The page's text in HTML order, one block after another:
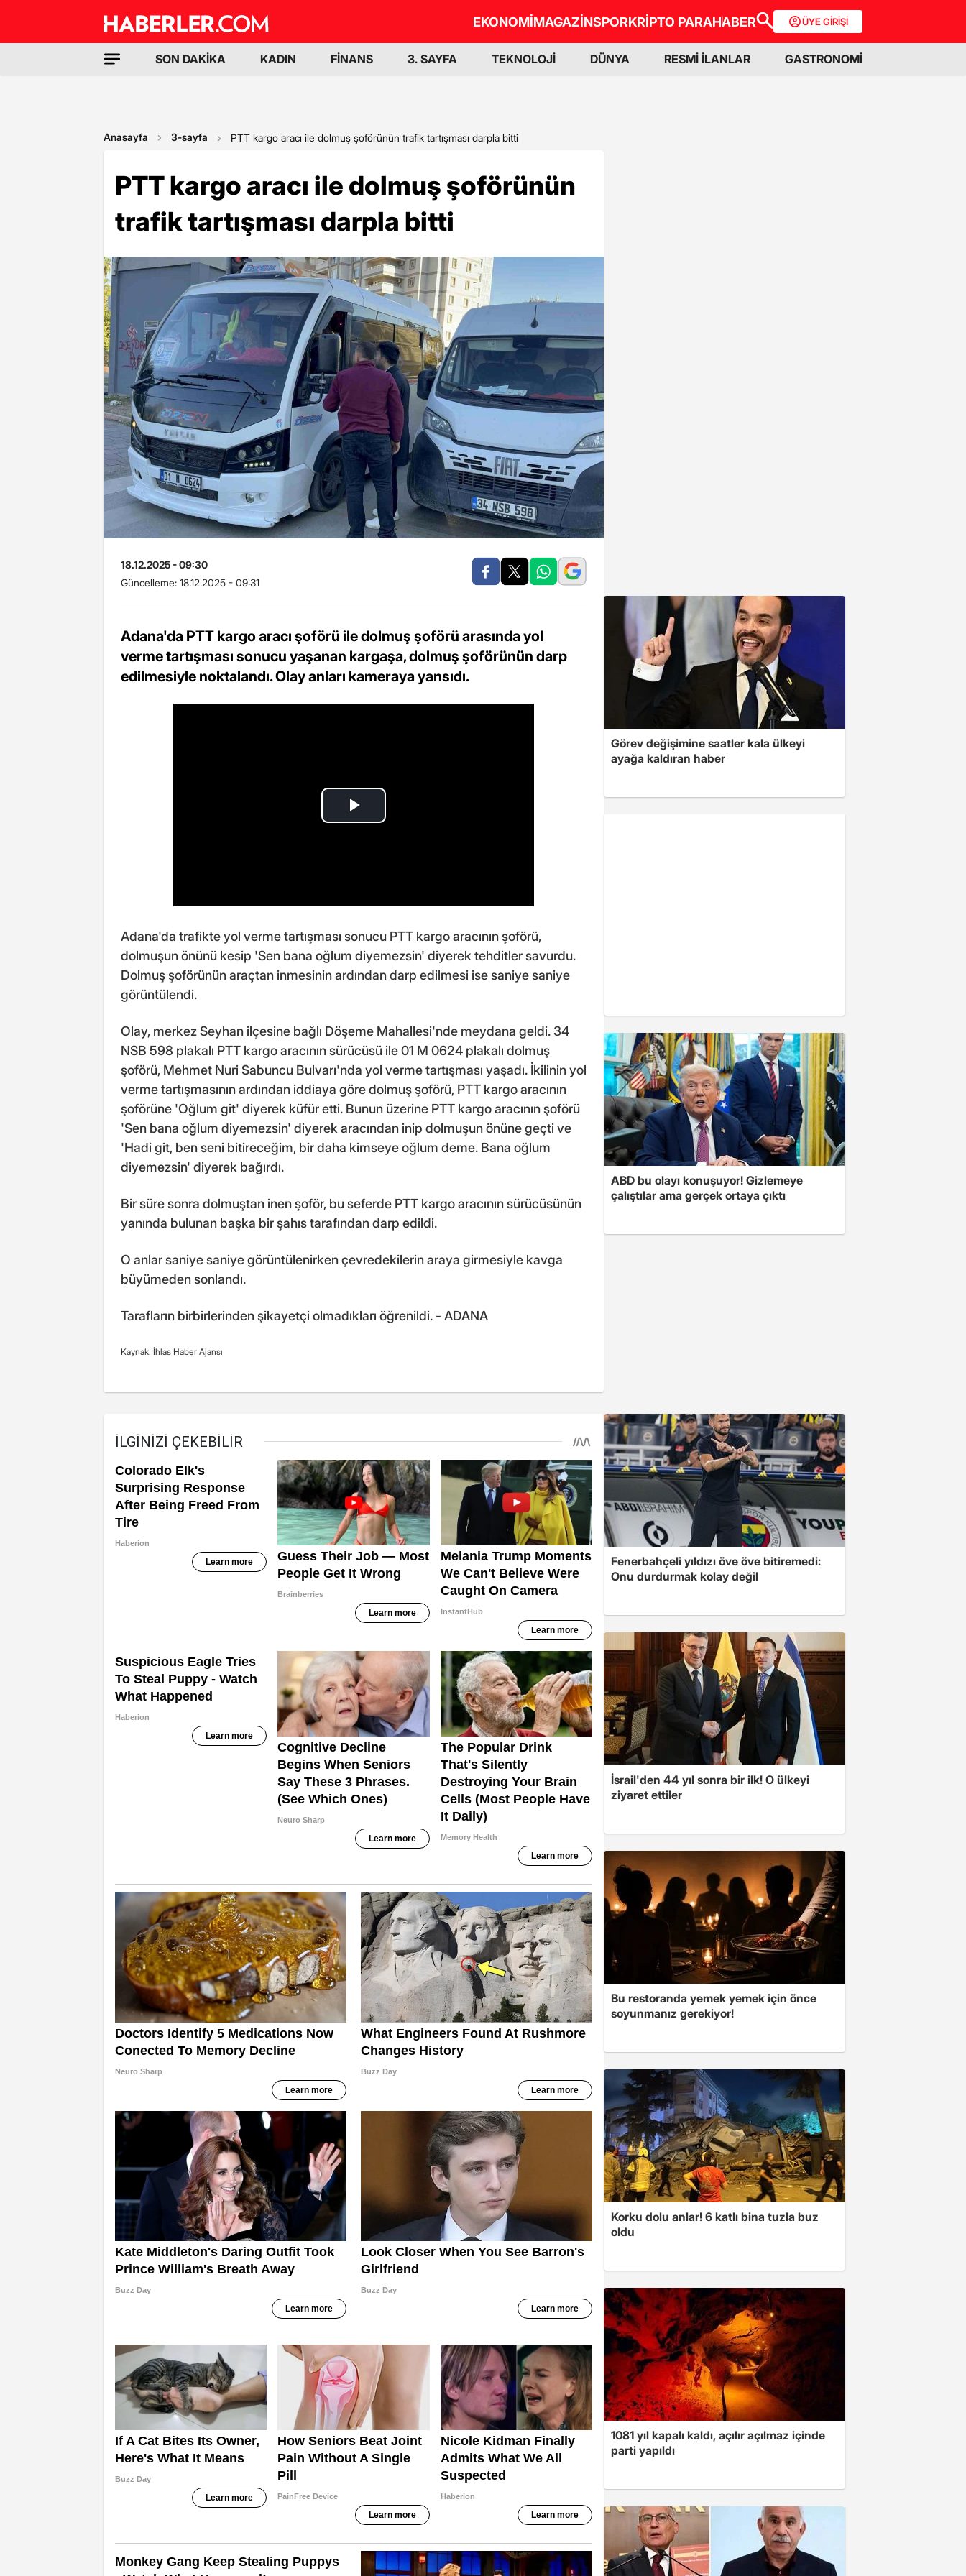
EKONOMİMAGAZİNSPORKRİPTO PARAHABER ÜYE GİRİŞİ
SON DAKİKA KADIN FİNANS 3. SAYFA TEKNOLOJİ DÜNYA RESMİ İLANLAR GASTRONOMİ
Anasayfa 3-sayfa PTT kargo aracı ile dolmuş şoförünün trafik tartışması darpla bitti
PTT kargo aracı ile dolmuş şoförünün
trafik tartışması darpla bitti
18.12.2025 - 09:30
Güncelleme: 18.12.2025 - 09:31
Adana'da PTT kargo aracı şoförü ile dolmuş şoförü arasında yol
verme tartışması sonucu yaşanan kargaşa, dolmuş şoförünün darp
edilmesiyle noktalandı. Olay anları kameraya yansıdı.
Adana'da trafikte yol verme tartışması sonucu PTT kargo aracının şoförü,
dolmuşun önünü kesip 'Sen bana oğlum diyemezsin' diyerek tehditler savurdu.
Dolmuş şoförünün araçtan inmesinin ardından darp edilmesi ise saniye saniye
görüntülendi.
Olay, merkez Seyhan ilçesine bağlı Döşeme Mahallesi'nde meydana geldi. 34
NSB 598 plakalı PTT kargo aracının sürücüsü ile 01 M 0624 plakalı dolmuş
şoförü, Mehmet Nuri Sabuncu Bulvarı'nda yol verme tartışması yaşadı. İkilinin yol
verme tartışmasının ardından iddiaya göre dolmuş şoförü, PTT kargo aracının
şoförüne 'Oğlum git' diyerek küfür etti. Bunun üzerine PTT kargo aracının şoförü
'Sen bana oğlum diyemezsin' diyerek aracından inip dolmuşun önüne geçti ve
'Hadi git, ben seni bitireceğim, bir daha kimseye oğlum deme. Bana oğlum
diyemezsin' diyerek bağırdı.
Bir süre sonra dolmuştan inen şoför, bu seferde PTT kargo aracının sürücüsünün
yanında bulunan başka bir şahıs tarafından darp edildi.
O anlar saniye saniye görüntülenirken çevredekilerin araya girmesiyle kavga
büyümeden sonlandı.
Tarafların birbirlerinden şikayetçi olmadıkları öğrenildi. - ADANA
Kaynak: İhlas Haber Ajansı
Görev değişimine saatler kala ülkeyi
ayağa kaldıran haber
ABD bu olayı konuşuyor! Gizlemeye
çalıştılar ama gerçek ortaya çıktı
Fenerbahçeli yıldızı öve öve bitiremedi:
Onu durdurmak kolay değil
İsrail'den 44 yıl sonra bir ilk! O ülkeyi
ziyaret ettiler
Bu restoranda yemek yemek için önce
soyunmanız gerekiyor!
Korku dolu anlar! 6 katlı bina tuzla buz
oldu
1081 yıl kapalı kaldı, açılır açılmaz içinde
parti yapıldı